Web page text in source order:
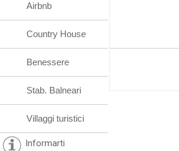
Airbnb
Country House
Benessere
Stab. Balneari
Villaggi turistici
Informarti